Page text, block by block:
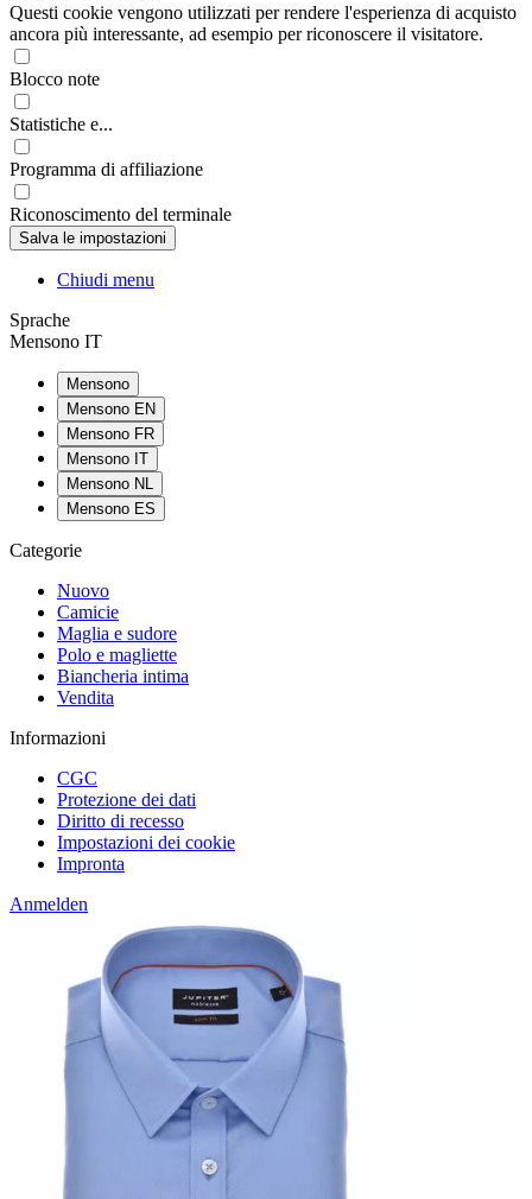
Questi cookie vengono utilizzati per rendere l'esperienza di acquisto
ancora più interessante, ad esempio per riconoscere il visitatore.
Blocco note
Statistiche e...
Programma di affiliazione
Riconoscimento del terminale
Chiudi menu
Sprache
Mensono IT
Mensono
Mensono EN
Mensono FR
Mensono IT
Mensono NL
Mensono ES
Categorie
Nuovo
Camicie
Maglia e sudore
Polo e magliette
Biancheria intima
Vendita
Informazioni
CGC
Protezione dei dati
Diritto di recesso
Impostazioni dei cookie
Impronta
Anmelden